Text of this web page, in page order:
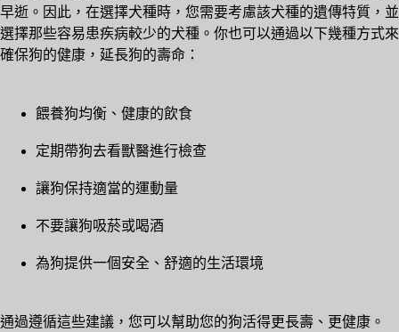
早逝。因此，在選擇犬種時，您需要考慮該犬種的遺傳特質，並
選擇那些容易患疾病較少的犬種。你也可以通過以下幾種方式來
確保狗的健康，延長狗的壽命：
餵養狗均衡、健康的飲食
定期帶狗去看獸醫進行檢查
讓狗保持適當的運動量
不要讓狗吸菸或喝酒
為狗提供一個安全、舒適的生活環境
通過遵循這些建議，您可以幫助您的狗活得更長壽、更健康。